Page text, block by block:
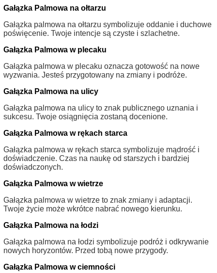
Gałązka Palmowa na ołtarzu
Gałązka palmowa na ołtarzu symbolizuje oddanie i duchowe
poświęcenie. Twoje intencje są czyste i szlachetne.
Gałązka Palmowa w plecaku
Gałązka palmowa w plecaku oznacza gotowość na nowe
wyzwania. Jesteś przygotowany na zmiany i podróże.
Gałązka Palmowa na ulicy
Gałązka palmowa na ulicy to znak publicznego uznania i
sukcesu. Twoje osiągnięcia zostaną docenione.
Gałązka Palmowa w rękach starca
Gałązka palmowa w rękach starca symbolizuje mądrość i
doświadczenie. Czas na naukę od starszych i bardziej
doświadczonych.
Gałązka Palmowa w wietrze
Gałązka palmowa w wietrze to znak zmiany i adaptacji.
Twoje życie może wkrótce nabrać nowego kierunku.
Gałązka Palmowa na łodzi
Gałązka palmowa na łodzi symbolizuje podróż i odkrywanie
nowych horyzontów. Przed tobą nowe przygody.
Gałązka Palmowa w ciemności